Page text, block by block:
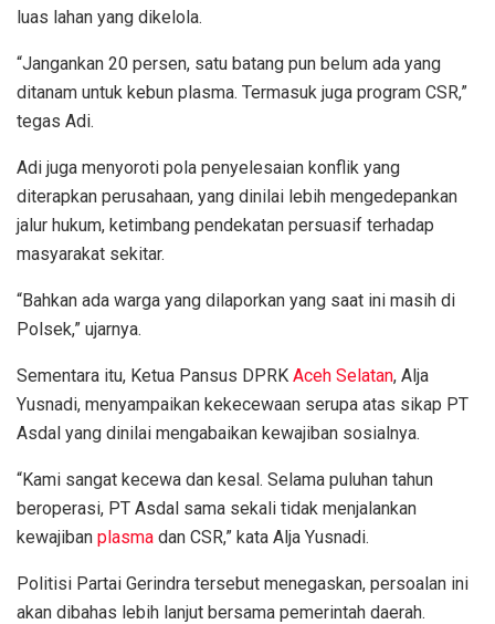
luas lahan yang dikelola.
“Jangankan 20 persen, satu batang pun belum ada yang
ditanam untuk kebun plasma. Termasuk juga program CSR,”
tegas Adi.
Adi juga menyoroti pola penyelesaian konflik yang
diterapkan perusahaan, yang dinilai lebih mengedepankan
jalur hukum, ketimbang pendekatan persuasif terhadap
masyarakat sekitar.
“Bahkan ada warga yang dilaporkan yang saat ini masih di
Polsek,” ujarnya.
Sementara itu, Ketua Pansus DPRK Aceh Selatan, Alja
Yusnadi, menyampaikan kekecewaan serupa atas sikap PT
Asdal yang dinilai mengabaikan kewajiban sosialnya.
“Kami sangat kecewa dan kesal. Selama puluhan tahun
beroperasi, PT Asdal sama sekali tidak menjalankan
kewajiban plasma dan CSR,” kata Alja Yusnadi.
Politisi Partai Gerindra tersebut menegaskan, persoalan ini
akan dibahas lebih lanjut bersama pemerintah daerah.